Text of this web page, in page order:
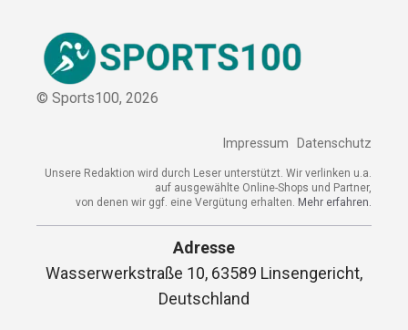
© Sports100, 2026
Impressum Datenschutz
Unsere Redaktion wird durch Leser unterstützt. Wir verlinken u.a.
auf ausgewählte Online-Shops und Partner,
von denen wir ggf. eine Vergütung erhalten. Mehr erfahren.
Adresse
Wasserwerkstraße 10, 63589 Linsengericht,
Deutschland